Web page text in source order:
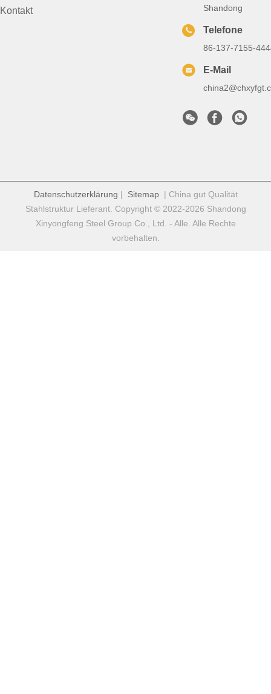
Kontakt
Shandong
Telefone
86-137-7155-
E-Mail
Datenschutzerklärung | Sitemap| China gut Qualität
Stahlstruktur Lieferant. Copyright © 2022-2026 Shandong
Xinyongfeng Steel Group Co., Ltd. - Alle. Alle Rechte
vorbehalten.